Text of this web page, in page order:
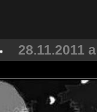
28.11.2011